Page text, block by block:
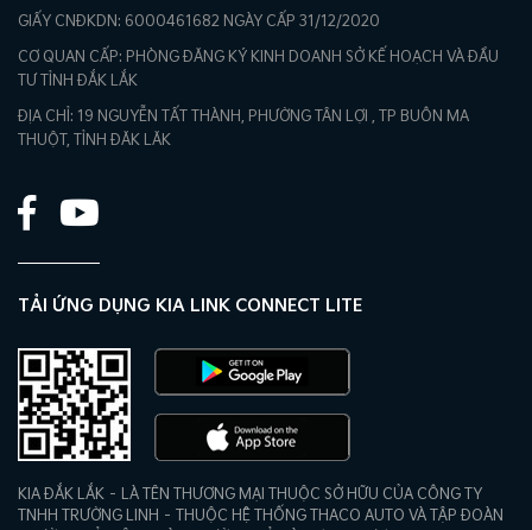
GIẤY CNĐKDN: 6000461682 NGÀY CẤP 31/12/2020
CƠ QUAN CẤP: PHÒNG ĐĂNG KÝ KINH DOANH SỞ KẾ HOẠCH VÀ ĐẦU
TƯ TỈNH ĐẮK LẮK
ĐỊA CHỈ: 19 NGUYỄN TẤT THÀNH, PHƯỜNG TÂN LỢI , TP BUÔN MA
THUỘT, TỈNH ĐĂK LĂK
TẢI ỨNG DỤNG KIA LINK CONNECT LITE
KIA ĐẮK LẮK – LÀ TÊN THƯƠNG MẠI THUỘC SỞ HỮU CỦA CÔNG TY
TNHH TRƯỜNG LINH – THUỘC HỆ THỐNG THACO AUTO VÀ TẬP ĐOÀN